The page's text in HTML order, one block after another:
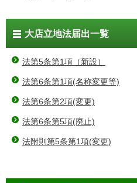
大店立地法届出一覧
法第5条第1項（新設）
法第6条第1項(名称変更等)
法第6条第2項(変更)
法第6条第5項(廃止)
法附則第5条第1項(変更)